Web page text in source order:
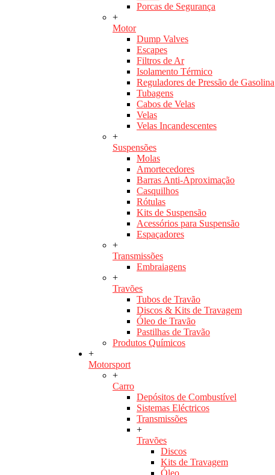
Porcas de Segurança
+
Motor
Dump Valves
Escapes
Filtros de Ar
Isolamento Térmico
Reguladores de Pressão de Gasolina
Tubagens
Cabos de Velas
Velas
Velas Incandescentes
+
Suspensões
Molas
Amortecedores
Barras Anti-Aproximação
Casquilhos
Rótulas
Kits de Suspensão
Acessórios para Suspensão
Espaçadores
+
Transmissões
Embraiagens
+
Travões
Tubos de Travão
Discos & Kits de Travagem
Óleo de Travão
Pastilhas de Travão
Produtos Químicos
+
Motorsport
+
Carro
Depósitos de Combustível
Sistemas Eléctricos
Transmissões
+
Travões
Discos
Kits de Travagem